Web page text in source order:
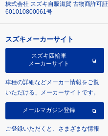
株式会社 スズキ自販滋賀 古物商許可
601010800061号
スズキメーカーサイト
スズキ四輪車
メーカーサイト
車種の詳細などメーカー情報をご覧
いただける、メーカーサイトです。
メールマガジン登録
ご登録いただくと、さまざまな情報